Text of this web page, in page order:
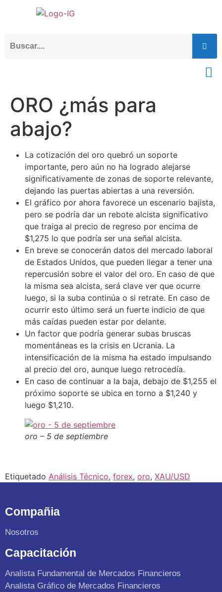
ORO ¿más para
abajo?
La cotización del oro quebró un soporte
importante, pero aún no ha logrado alejarse
significativamente de zonas de soporte relevante,
dejando las puertas abiertas a una reversión.
El gráfico por ahora favorece un escenario bajista,
pero se podría dar un rebote alcista significativo
que traiga al precio de regreso por encima de
$1,275 lo que podría ser una señal alcista.
En breve se conocerán datos del mercado laboral
de Estados Unidos, que pueden llegar a tener una
repercusión sobre el valor del oro. En caso de que
la misma sea alcista, será clave ver que ocurre
luego, si la suba continúa o si retrate. En caso de
ocurrir esto último será un fuerte indicio de que
más caídas pueden estar por delante.
Un factor que podría generar subas bruscas
momentáneas es la crisis en Ucrania. La
intensificación de la misma ha estado impulsando
al precio del oro, aunque luego retrocedía.
En caso de continuar a la baja, debajo de $1,255 el
próximo soporte se ubica en torno a $1,240 y
luego $1,210.
oro – 5 de septiembre
Etiquetado Análisis Técnico, forex, oro, XAU/USD
Compañia
Nosotros
Capacitación
Analista Fundamental de Mercados Financieros
Analista Gráfico de Mercados Financieros